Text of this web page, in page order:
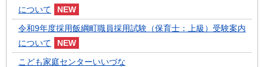
について
令和9年度採用飯綱町職員採用試験（保育士：上級）受験案内
について
こども家庭センターいいづな